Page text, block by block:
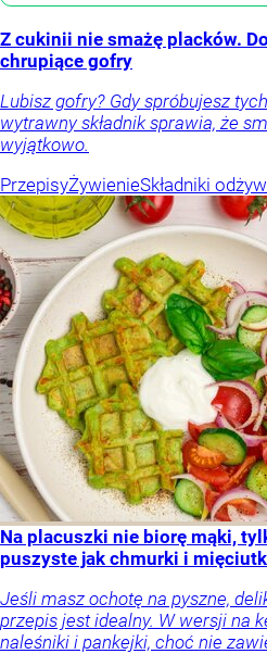
Z cukinii nie smażę placków.
chrupiące gofry
Lubisz gofry? Gdy spróbujesz
wytrawny składnik sprawia, że
wyjątkowo.
PrzepisyŻywienieSkładniki
Na placuszki nie biorę mąki,
puszyste jak chmurki i
Jeśli masz ochotę na pyszne,
przepis jest idealny. W wersji na
naleśniki i pankejki, choć nie